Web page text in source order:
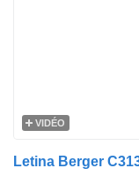
VIDÉO
Letina Berger